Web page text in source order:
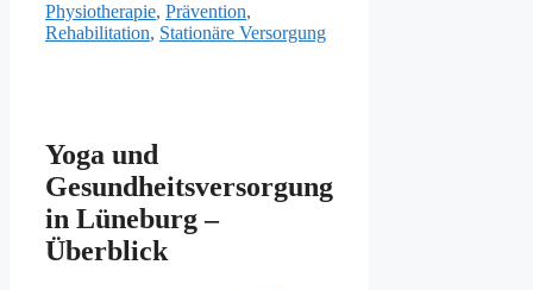
Physiotherapie, Prävention,
Rehabilitation, Stationäre Versorgung
Yoga und
Gesundheitsversorgung
in Lüneburg –
Überblick